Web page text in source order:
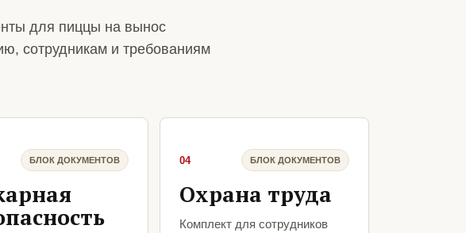
для пиццы на вынос
сотрудникам и требованиям
БЛОК ДОКУМЕНТОВ 04 БЛОК ДОКУМЕНТОВ
Охрана труда
Комплект для сотрудников